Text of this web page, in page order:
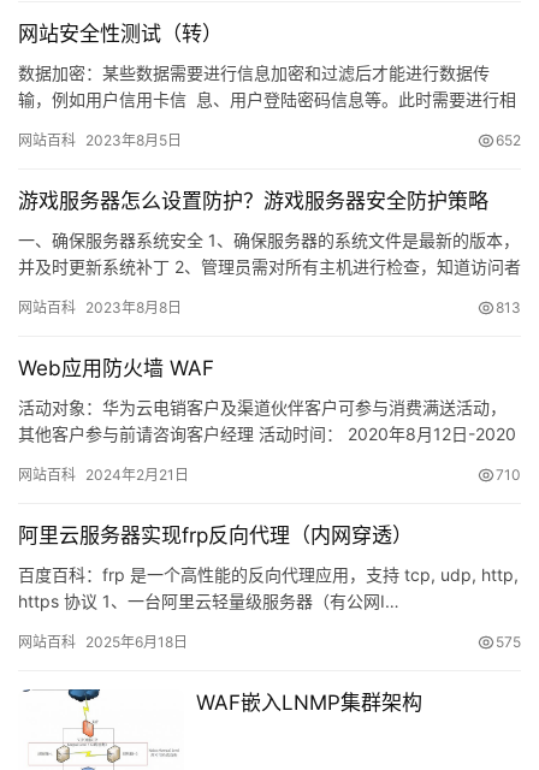
网站安全性测试（转）
数据加密：某些数据需要进行信息加密和过滤后才能进行数据传
输，例如用户信用卡信 息、用户登陆密码信息等。此时需要进行相
网站百科 2023年8月5日 652
游戏服务器怎么设置防护？游戏服务器安全防护策略
一、确保服务器系统安全 1、确保服务器的系统文件是最新的版本，
并及时更新系统补丁 2、管理员需对所有主机进行检查，知道访问者
网站百科 2023年8月8日 813
Web应用防火墙 WAF
活动对象：华为云电销客户及渠道伙伴客户可参与消费满送活动，
其他客户参与前请咨询客户经理 活动时间： 2020年8月12日-2020
网站百科 2024年2月21日 710
阿里云服务器实现frp反向代理（内网穿透）
百度百科：frp 是一个高性能的反向代理应用，支持 tcp, udp, http,
https 协议 1、一台阿里云轻量级服务器（有公网I…
网站百科 2025年6月18日 575
WAF嵌入LNMP集群架构